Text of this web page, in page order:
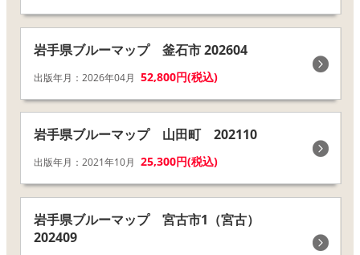
岩手県ブルーマップ 釜石市 202604
出版年月：2026年04月 52,800円(税込)
岩手県ブルーマップ 山田町 202110
出版年月：2021年10月 25,300円(税込)
岩手県ブルーマップ 宮古市1（宮古）
202409